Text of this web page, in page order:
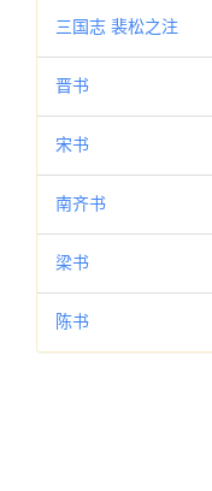
三国志 裴松之注
晋书
宋书
南齐书
梁书
陈书